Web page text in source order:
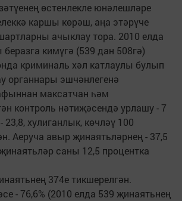
өстенлекле юнәлешләре
каршы көрәш, аңа этәрүче
ачыклау тора. 2010 елда
кимүгә (539 дан 508гә)
криминаль хәл катлаулы булып
органнары эшчәнлегенә
максатчан һәм
контроль нәтиҗәсендә урлашу - 7
23,8, хулиганлык, көчләү 100
Аеруча авыр җинаятьләрнең - 37,5
саны 12,5 процентка
374е тикшерелгән.
- 76,6% (2010 елда 539 җинаятьнең